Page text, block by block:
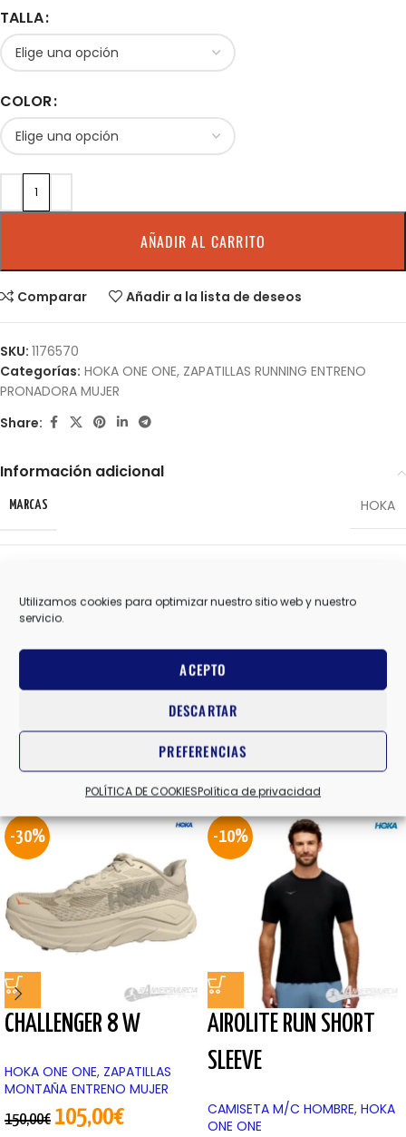
Utilizamos cookies para optimizar nuestro sitio web y nuestro
servicio.
ACEPTO
DESCARTAR
PREFERENCIAS
POLÍTICA DE COOKIESPolítica de privacidad
TALLA
COLOR
AÑADIR AL CARRITO
Comparar Añadir a la lista de deseos
SKU: 1176570
Categorías: HOKA ONE ONE, ZAPATILLAS RUNNING ENTRENO
PRONADORA MUJER
Share:
Información adicional
MARCAS HOKA
Productos relacionados
-30%
CHALLENGER 8 W
HOKA ONE ONE, ZAPATILLAS
MONTAÑA ENTRENO MUJER
150,00€ 105,00€
-10%
AIROLITE RUN SHORT
SLEEVE
CAMISETA M/C HOMBRE, HOKA
ONE ONE